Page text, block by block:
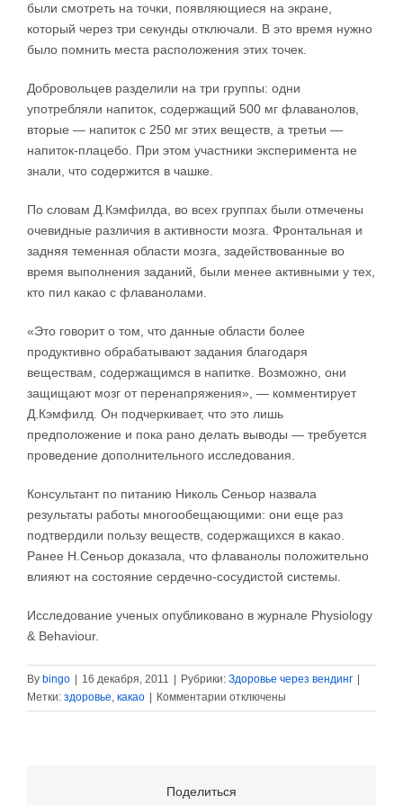
были смотреть на точки, появляющиеся на экране,
который через три секунды отключали. В это время нужно
было помнить места расположения этих точек.
Добровольцев разделили на три группы: одни
употребляли напиток, содержащий 500 мг флаванолов,
вторые — напиток с 250 мг этих веществ, а третьи —
напиток-плацебо. При этом участники эксперимента не
знали, что содержится в чашке.
По словам Д.Кэмфилда, во всех группах были отмечены
очевидные различия в активности мозга. Фронтальная и
задняя теменная области мозга, задействованные во
время выполнения заданий, были менее активными у тех,
кто пил какао с флаванолами.
«Это говорит о том, что данные области более
продуктивно обрабатывают задания благодаря
веществам, содержащимся в напитке. Возможно, они
защищают мозг от перенапряжения», — комментирует
Д.Кэмфилд. Он подчеркивает, что это лишь
предположение и пока рано делать выводы — требуется
проведение дополнительного исследования.
Консультант по питанию Николь Сеньор назвала
результаты работы многообещающими: они еще раз
подтвердили пользу веществ, содержащихся в какао.
Ранее Н.Сеньор доказала, что флаванолы положительно
влияют на состояние сердечно-сосудистой системы.
Исследование ученых опубликовано в журнале Physiology
& Behaviour.
By bingo 16 декабря, 2011 Рубрики: Здоровье через вендинг
Метки: здоровье, какао Комментарии к
записи
отключены
Поделиться